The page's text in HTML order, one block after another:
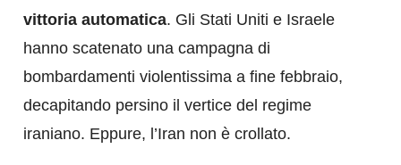
vittoria automatica. Gli Stati Uniti e Israele
hanno scatenato una campagna di
bombardamenti violentissima a fine febbraio,
decapitando persino il vertice del regime
iraniano. Eppure, l’Iran non è crollato.